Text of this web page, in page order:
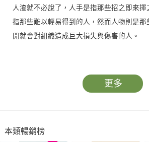
人渣就不必說了，人手是指那些招之即來揮
指那些難以輕易得到的人，然而人物則是那
開就會對組織造成巨大損失與傷害的人。
更多
本類暢銷榜